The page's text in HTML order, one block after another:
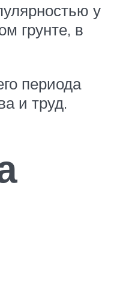
у
грунте, в
периода
и труд.